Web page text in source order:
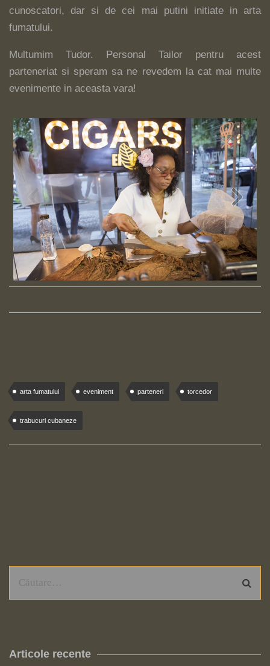
cunoscatori, dar si de cei mai putini initiate in arta
fumatului.
Multumim Tudor. Personal Tailor pentru acest
parteneriat si speram sa ne revedem la cat mai multe
evenimente in aceasta vara!
arta fumatului eveniment parteneri torcedor
trabucuri cubaneze
Articole recente